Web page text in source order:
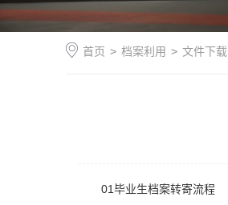
首页 > 档案利用 > 文件下载
01毕业生档案转寄流程